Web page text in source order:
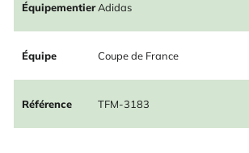
ÉquipementierAdidas
Équipe Coupe de France
Référence TFM-3183